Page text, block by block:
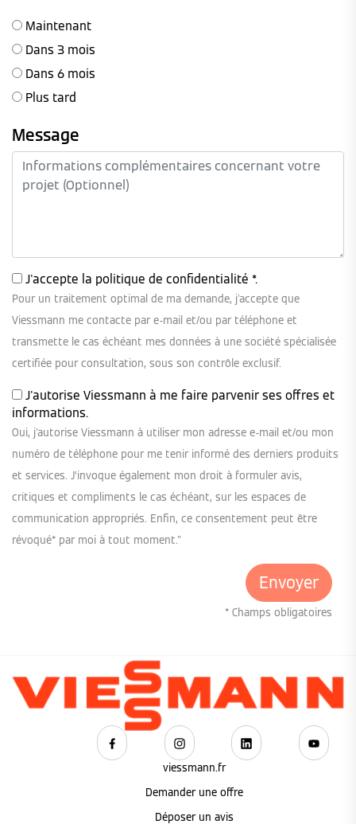
Maintenant
Dans 3 mois
Dans 6 mois
Plus tard
Message
J'accepte la politique de confidentialité *.
Pour un traitement optimal de ma demande, j'accepte que
Viessmann me contacte par e-mail et/ou par téléphone et
transmette le cas échéant mes données à une société spécialisée
certifiée pour consultation, sous son contrôle exclusif.
J'autorise Viessmann à me faire parvenir ses offres et
informations.
Oui, j'autorise Viessmann à utiliser mon adresse e-mail et/ou mon
numéro de téléphone pour me tenir informé des derniers produits
et services. J’invoque également mon droit à formuler avis,
critiques et compliments le cas échéant, sur les espaces de
communication appropriés. Enfin, ce consentement peut être
révoqué* par moi à tout moment."
* Champs obligatoires
viessmann.fr
Demander une offre
Déposer un avis